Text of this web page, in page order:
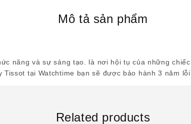
Mô tả sản phẩm
năng và sự sáng tạo. là nơi hội tụ của những
tại Watchtime bạn sẽ được bảo hành 3 năm
Related products